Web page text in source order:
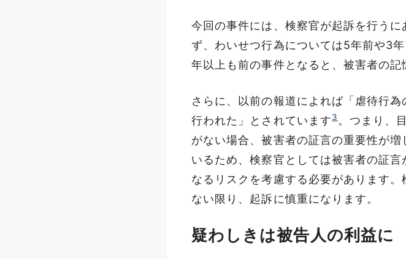
今回の事件には、検察官が起訴を行う
ず、わいせつ行為については5年前や3
年以上も前の事件となると、被害者の記
さらに、以前の報道によれば「虐待行
行われた」とされています3 。つまり、
がない場合、被害者の証言の重要性が
いるため、検察官としては被害者の証
なるリスクを考慮する必要があります
ない限り、起訴に慎重になります。
疑わしきは被告人の利益に